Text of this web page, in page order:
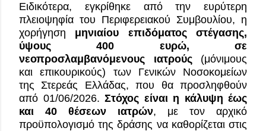
Ειδικότερα, εγκρίθηκε από την ευρύτερη
πλειοψηφία του Περιφερειακού Συμβουλίου, η
χορήγηση μηνιαίου επιδόματος στέγασης,
ύψους 400 ευρώ, σε
νεοπροσλαμβανόμενους ιατρούς (μόνιμους
και επικουρικούς) των Γενικών Νοσοκομείων
της Στερεάς Ελλάδας, που θα προσληφθούν
από 01/06/2026. Στόχος είναι η κάλυψη έως
και 40 θέσεων ιατρών, με τον αρχικό
προϋπολογισμό της δράσης να καθορίζεται στις